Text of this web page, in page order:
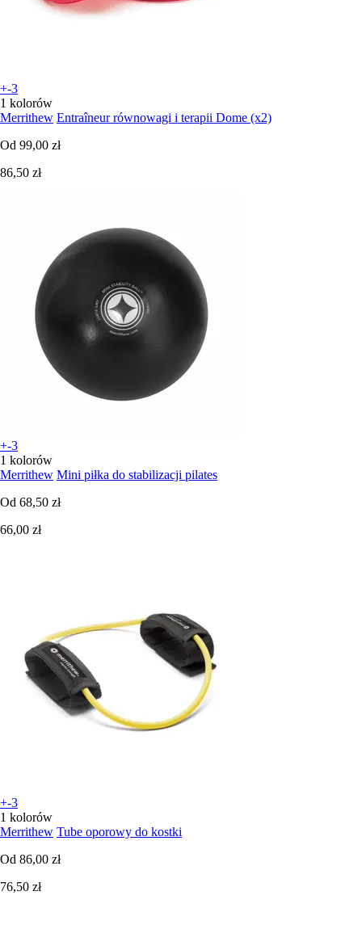
+-3
1 kolorów
Merrithew Entraîneur równowagi i terapii Dome (x2)
Od 99,00 zł
86,50 zł
+-3
1 kolorów
Merrithew Mini piłka do stabilizacji pilates
Od 68,50 zł
66,00 zł
+-3
1 kolorów
Merrithew Tube oporowy do kostki
Od 86,00 zł
76,50 zł